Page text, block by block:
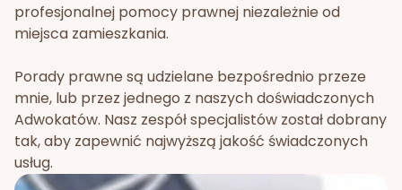
profesjonalnej pomocy prawnej niezależnie od
miejsca zamieszkania.
Porady prawne są udzielane bezpośrednio przeze
mnie, lub przez jednego z naszych doświadczonych
Adwokatów. Nasz zespół specjalistów został dobrany
tak, aby zapewnić najwyższą jakość świadczonych
usług.